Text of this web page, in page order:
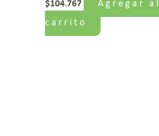
$104.767
Agregar al
carrito